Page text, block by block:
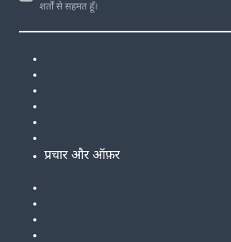
शर्तों से सहमत हूँ।
प्रचार और ऑफ़र